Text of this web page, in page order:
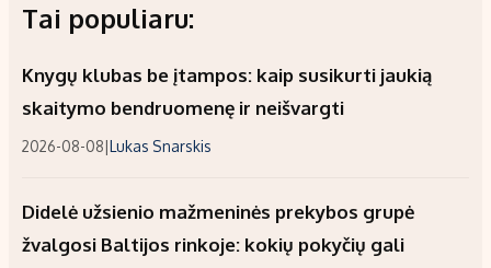
Tai populiaru:
Knygų klubas be įtampos: kaip susikurti jaukią
skaitymo bendruomenę ir neišvargti
2026-08-08|Lukas Snarskis
Didelė užsienio mažmeninės prekybos grupė
žvalgosi Baltijos rinkoje: kokių pokyčių gali